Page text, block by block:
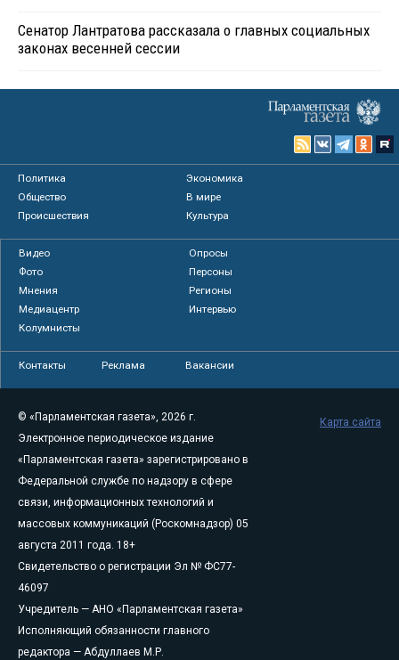
Сенатор Лантратова рассказала о главных социальных
законах весенней сессии
Политика
Экономика
Общество
В мире
Происшествия
Культура
Видео
Опросы
Фото
Персоны
Мнения
Регионы
Медиацентр
Интервью
Колумнисты
Контакты Реклама Вакансии
© «Парламентская газета», 2026 г.
Электронное периодическое издание
«Парламентская газета» зарегистрировано в
Федеральной службе по надзору в сфере
связи, информационных технологий и
массовых коммуникаций (Роскомнадзор) 05
августа 2011 года. 18+
Свидетельство о регистрации Эл № ФС77-
46097
Учредитель — АНО «Парламентская газета»
Исполняющий обязанности главного
редактора — Абдуллаев М.Р.
Карта сайта